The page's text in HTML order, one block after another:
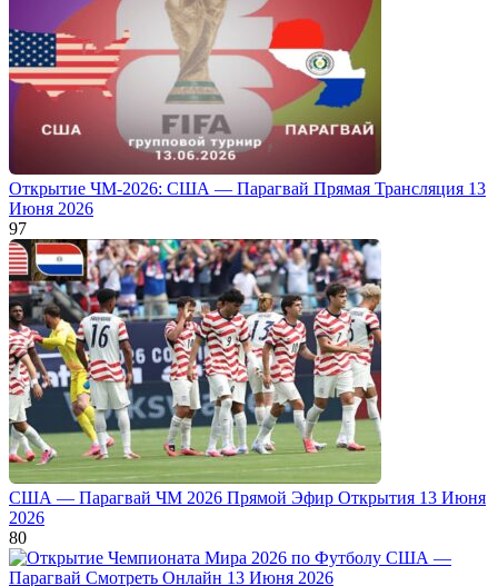
Открытие ЧМ-2026: США — Парагвай Прямая Трансляция 13
Июня 2026
97
США — Парагвай ЧМ 2026 Прямой Эфир Открытия 13 Июня
2026
80